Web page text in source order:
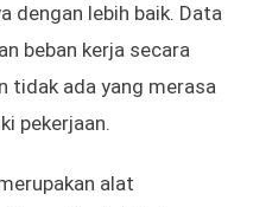
dengan lebih baik. Data
beban kerja secara
tidak ada yang merasa
pekerjaan.
alat